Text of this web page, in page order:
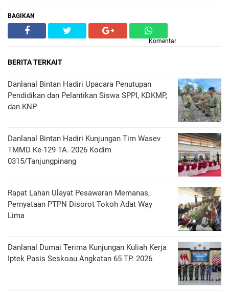
BAGIKAN
Komentar
BERITA TERKAIT
Danlanal Bintan Hadiri Upacara Penutupan
Pendidikan dan Pelantikan Siswa SPPI, KDKMP,
dan KNP
Danlanal Bintan Hadiri Kunjungan Tim Wasev
TMMD Ke-129 TA. 2026 Kodim
0315/Tanjungpinang
Rapat Lahan Ulayat Pesawaran Memanas,
Pernyataan PTPN Disorot Tokoh Adat Way
Lima
Danlanal Dumai Terima Kunjungan Kuliah Kerja
Iptek Pasis Seskoau Angkatan 65 TP. 2026